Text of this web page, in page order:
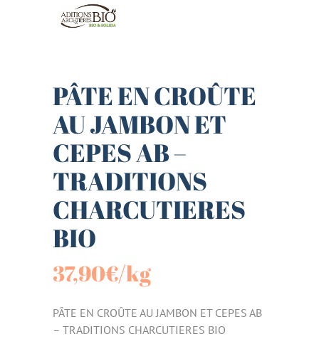
PÂTE EN CROÛTE
AU JAMBON ET
CEPES AB –
TRADITIONS
CHARCUTIERES
BIO
37,90€/kg
PÂTE EN CROÛTE AU JAMBON ET CEPES AB
– TRADITIONS CHARCUTIERES BIO